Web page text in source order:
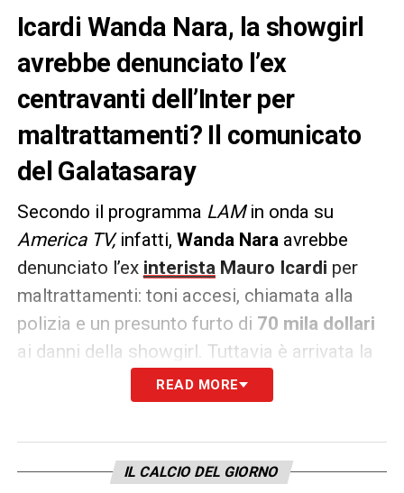
Icardi Wanda Nara, la showgirl
avrebbe denunciato l’ex
centravanti dell’Inter per
maltrattamenti? Il comunicato
del Galatasaray
Secondo il programma LAM in onda su
America TV,infatti, Wanda Nara avrebbe
denunciato l’ex interista Mauro Icardi per
maltrattamenti: toni accesi, chiamata alla
polizia e un presunto furto di 70 mila dollari
ai danni della showgirl. Tuttavia è arrivata la
Galatasaray.
Icardi non riflettono la verità. Il giocatore sta
READ MORE
IL CALCIO DEL GIORNO